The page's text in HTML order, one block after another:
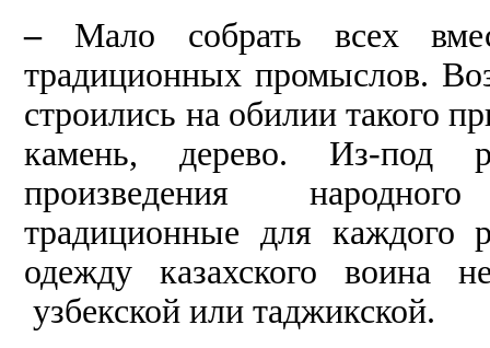
– Мало собрать всех
традиционных промыслов.
строились на обилии такого
камень, дерево. Из-под
произведения
традиционные для каждого
одежду казахского воина
узбекской или таджикской.